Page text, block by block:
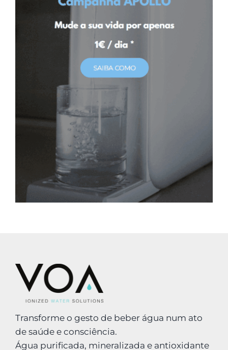
Transforme o gesto de beber água num ato
de saúde e consciência.
Água purificada, mineralizada e antioxidante